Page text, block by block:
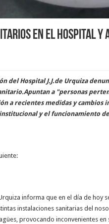
en el hospital y
del Hospital J.J.de Urquiza
a "personas
a recientes medidas y cambios
y el funcionamiento
informa que en el día de hoy
instalaciones sanitarias del
provocando inconvenientes en